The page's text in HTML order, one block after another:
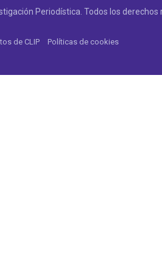
Periodística. Todos los derechos
de CLIP Políticas de cookies